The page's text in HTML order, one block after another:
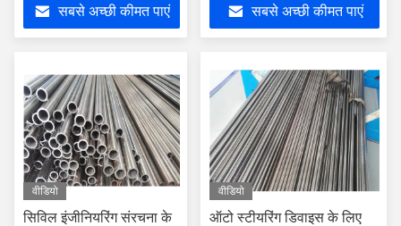
सबसे अच्छी कीमत पाएं सबसे अच्छी कीमत पाएं
वीडियो
सिविल इंजीनियरिंग संरचना के
वीडियो
ऑटो स्टीयरिंग डिवाइस के लिए